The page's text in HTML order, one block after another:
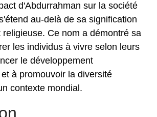
d'Abdurrahman sur la société
au-delà de sa signification
Ce nom a démontré sa
les individus à vivre selon leurs
le développement
à promouvoir la diversité
contexte mondial.